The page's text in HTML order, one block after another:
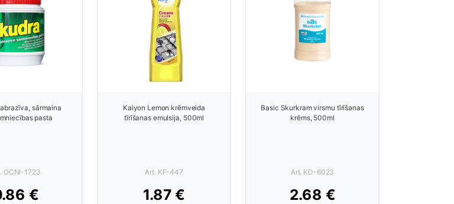
sārmaina
pasta
OCNI-1723
€
Kalyon Lemon krēmveida
tīrīšanas emulsija, 500ml
Art. KF-447
1.87 €
Basic Skurkram virsmu tīrīšanas
krēms, 500ml
Art. KD-6023
2.68 €